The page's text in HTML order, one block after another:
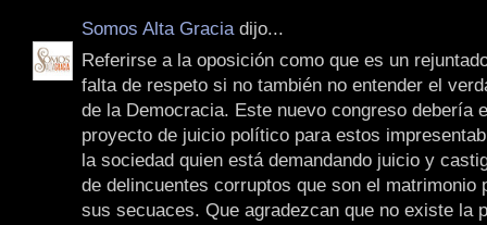
Somos Alta Gracia dijo...
Referirse a la oposición como que es un
falta de respeto si no también no entender el
de la Democracia. Este nuevo congreso debería
proyecto de juicio político para estos
la sociedad quien está demandando juicio y
de delincuentes corruptos que son el matrimonio
sus secuaces. Que agradezcan que no existe la